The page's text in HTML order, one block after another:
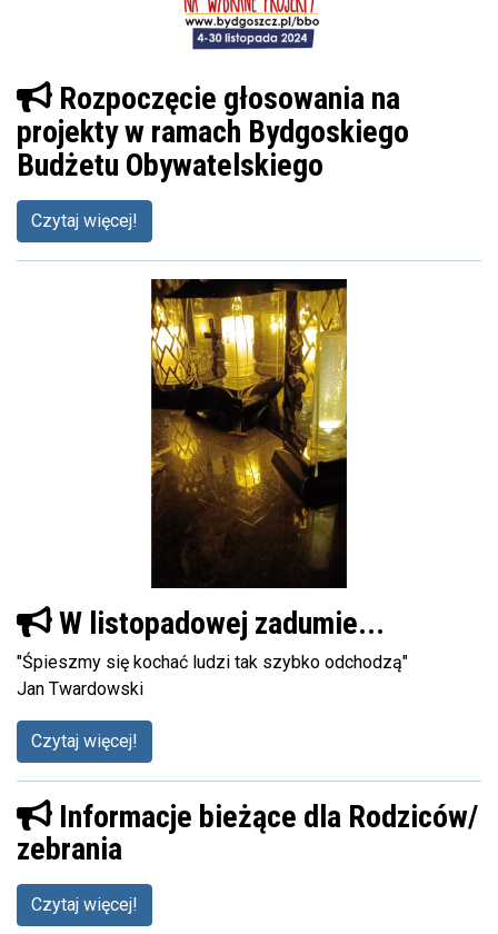
Rozpoczęcie głosowania na
projekty w ramach Bydgoskiego
Budżetu Obywatelskiego
Czytaj więcej!
W listopadowej zadumie...
"Śpieszmy się kochać ludzi tak szybko odchodzą"
Jan Twardowski
Czytaj więcej!
Informacje bieżące dla Rodziców/
zebrania
Czytaj więcej!